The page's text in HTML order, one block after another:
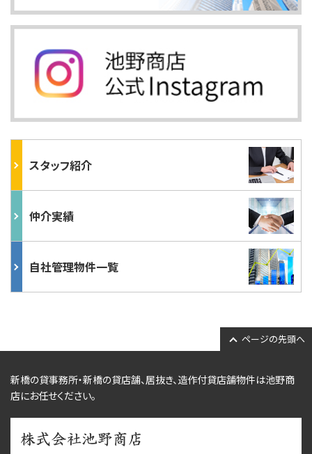
スタッフ紹介
仲介実績
自社管理物件一覧
ページの先頭へ
新橋の貸事務所・新橋の貸店舗、居抜き、造作付貸店舗物件は池野商
店にお任せください。